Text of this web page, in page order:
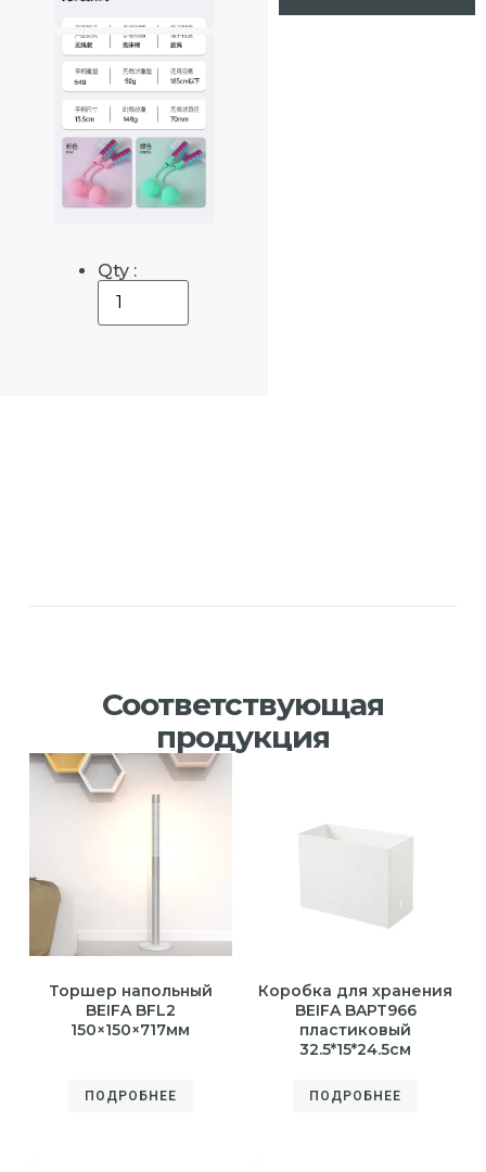
Qty :
Соответствующая
продукция
Торшер напольный
BEIFA BFL2
150×150×717мм
ПОДРОБНЕЕ
Коробка для хранения
BEIFA BAPT966
пластиковый
32.5*15*24.5см
ПОДРОБНЕЕ